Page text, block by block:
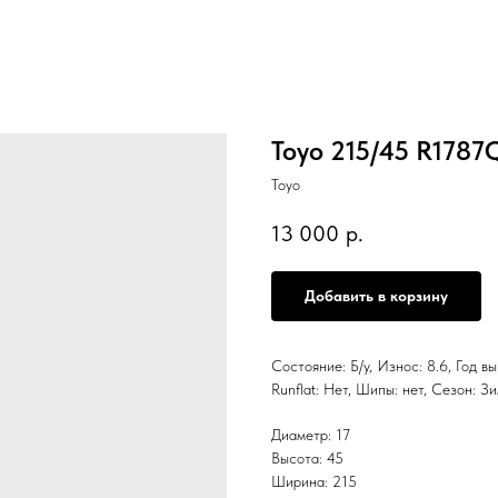
Toyo 215/45
Toyo
13 000 р.
Добавить в корзину
Состояние: Б/у, Износ: 8.6, Год
Runflat: Нет, Шипы: нет,
Диаметр: 17
Высота: 45
Ширина: 215